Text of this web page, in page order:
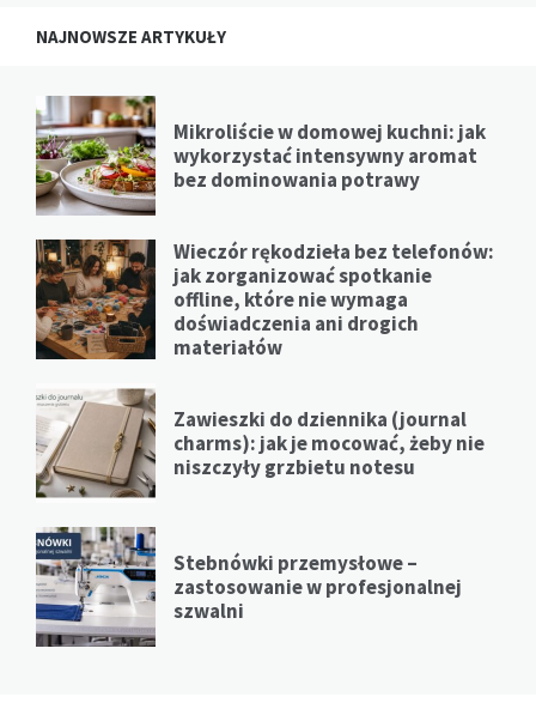
NAJNOWSZE ARTYKUŁY
Mikroliście w domowej kuchni: jak
wykorzystać intensywny aromat
bez dominowania potrawy
Wieczór rękodzieła bez telefonów:
jak zorganizować spotkanie
offline, które nie wymaga
doświadczenia ani drogich
materiałów
Zawieszki do dziennika (journal
charms): jak je mocować, żeby nie
niszczyły grzbietu notesu
Stebnówki przemysłowe –
zastosowanie w profesjonalnej
szwalni